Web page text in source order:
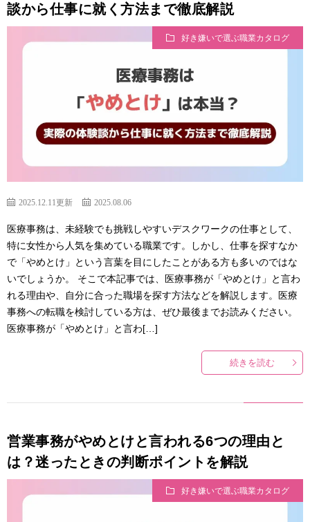
談から仕事に就く方法まで徹底解説
好き嫌いで選ぶ職業カタログ
2025.12.11更新 2025.08.06
医療事務は、未経験でも挑戦しやすいデスクワークの仕事として、
特に女性から人気を集めている職業です。しかし、仕事を探すなか
で「やめとけ」という言葉を目にしたことがある方も多いのではな
いでしょうか。 そこで本記事では、医療事務が「やめとけ」と言わ
れる理由や、自分に合った職場を探す方法などを解説します。医療
事務への転職を検討している方は、ぜひ最後までお読みください。
医療事務が「やめとけ」と言わ[…]
続きを読む
営業事務がやめとけと言われる6つの理由と
は？迷ったときの判断ポイントを解説
好き嫌いで選ぶ職業カタログ